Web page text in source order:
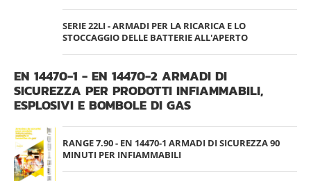
SERIE 22LI - ARMADI PER LA RICARICA E LO
STOCCAGGIO DELLE BATTERIE ALL'APERTO
EN 14470-1 - EN 14470-2 ARMADI DI
SICUREZZA PER PRODOTTI INFIAMMABILI,
ESPLOSIVI E BOMBOLE DI GAS
RANGE 7.90 - EN 14470-1 ARMADI DI SICUREZZA 90
MINUTI PER INFIAMMABILI